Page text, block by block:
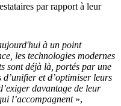
par rapport à leur
à un point
les technologies modernes
sont déjà là, portés par une
et d’optimiser leurs
davantage de leur
l’accompagnent»,